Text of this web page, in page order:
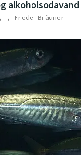
alkoholsodavand
, Frede Bräuner